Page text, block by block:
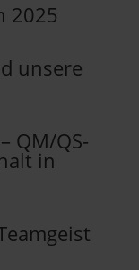
2025
unsere
QM/QS-
in